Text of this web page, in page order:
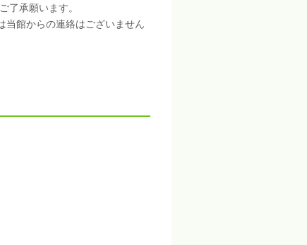
了承願います。
当館からの連絡はございません